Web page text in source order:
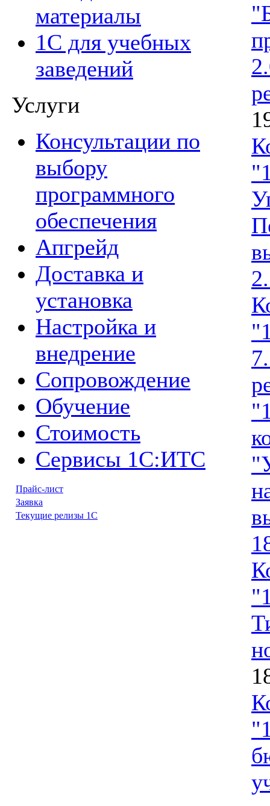
материалы
1С для учебных
заведений
Услуги
Консультации по
выбору
программного
обеспечения
Апгрейд
Доставка и
установка
Настройка и
внедрение
Сопровождение
Обучение
Стоимость
Сервисы 1С:ИТС
Прайс-лист
Заявка
Текущие релизы 1С